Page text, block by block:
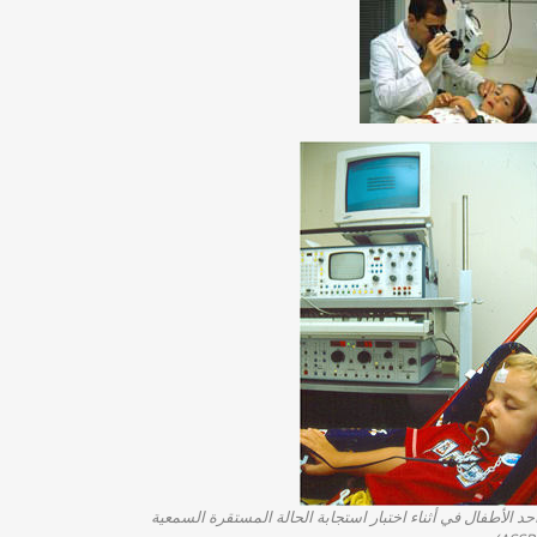
الأطفال في أثناء اختبار استجابة الحالة المستقرة السمعية